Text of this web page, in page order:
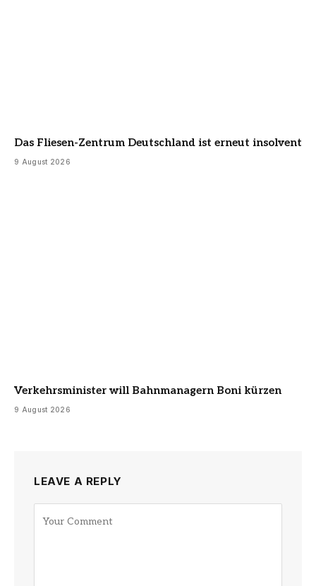
Das Fliesen-Zentrum Deutschland ist erneut insolvent
9 August 2026
Verkehrsminister will Bahnmanagern Boni kürzen
9 August 2026
LEAVE A REPLY